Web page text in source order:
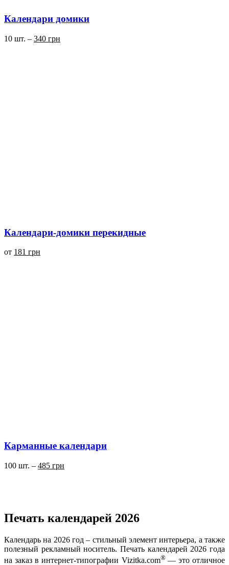
Календари домики
10 шт. – 340 грн
Календари-домики перекидные
от 181 грн
Карманные календари
100 шт. – 485 грн
Печать календарей 2026
Календарь на 2026 год – стильный элемент интерьера, а также
полезный рекламный носитель. Печать календарей 2026 года
на заказ в интернет-типографии Vizitka.com® — это отличное